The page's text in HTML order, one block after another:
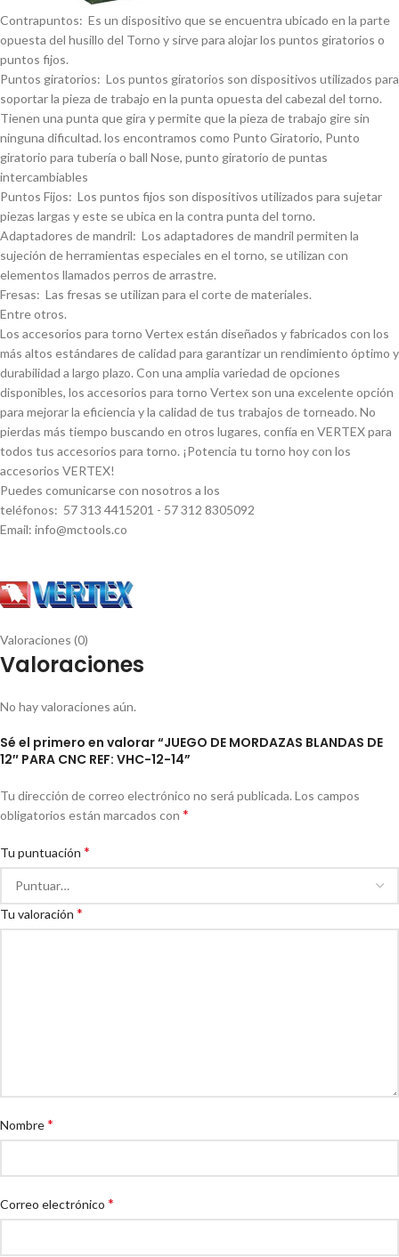
Contrapuntos: Es un dispositivo que se encuentra ubicado en la parte
opuesta del husillo del Torno y sirve para alojar los puntos giratorios o
puntos fijos.
Puntos giratorios: Los puntos giratorios son dispositivos utilizados para
soportar la pieza de trabajo en la punta opuesta del cabezal del torno.
Tienen una punta que gira y permite que la pieza de trabajo gire sin
ninguna dificultad. los encontramos como Punto Giratorio, Punto
giratorio para tuberí­a o ball Nose, punto giratorio de puntas
intercambiables
Puntos Fijos: Los puntos fijos son dispositivos utilizados para sujetar
piezas largas y este se ubica en la contra punta del torno.
Adaptadores de mandril: Los adaptadores de mandril permiten la
sujeción de herramientas especiales en el torno, se utilizan con
elementos llamados perros de arrastre.
Fresas: Las fresas se utilizan para el corte de materiales.
Entre otros.
Los accesorios para torno Vertex están diseñados y fabricados con los
más altos estándares de calidad para garantizar un rendimiento óptimo y
durabilidad a largo plazo. Con una amplia variedad de opciones
disponibles, los accesorios para torno Vertex son una excelente opción
para mejorar la eficiencia y la calidad de tus trabajos de torneado. No
pierdas más tiempo buscando en otros lugares, confí­a en VERTEX para
todos tus accesorios para torno. ¡Potencia tu torno hoy con los
accesorios VERTEX!
Puedes comunicarse con nosotros a los
teléfonos: 57 313 4415201 - 57 312 8305092
Email: info@mctools.co
Valoraciones (0)
Valoraciones
No hay valoraciones aún.
Sé el primero en valorar “JUEGO DE MORDAZAS BLANDAS DE
12″ PARA CNC REF: VHC-12-14”
Tu dirección de correo electrónico no será publicada. Los campos
obligatorios están marcados con *
Tu puntuación *
Tu valoración *
Nombre*
Correo electrónico *